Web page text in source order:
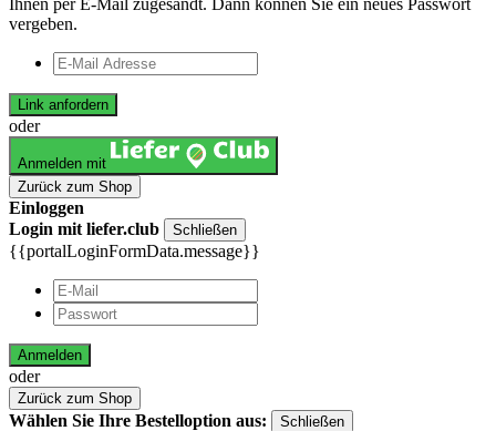
Ihnen per E-Mail zugesandt. Dann können Sie ein neues Passwort
vergeben.
Link anfordern
oder
Anmelden mit
Zurück zum Shop
Einloggen
Login mit liefer.club
Schließen
{{portalLoginFormData.message}}
Anmelden
oder
Zurück zum Shop
Wählen Sie Ihre Bestelloption aus: Schließen